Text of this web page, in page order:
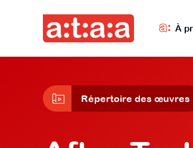
À
Répertoire des œuvres